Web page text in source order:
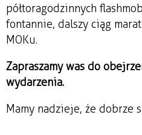
półtoragodzinnych
fontannie, dalszy ciąg
MOKu.
Zapraszamy was do
wydarzenia.
Mamy nadzieje, że dobrze